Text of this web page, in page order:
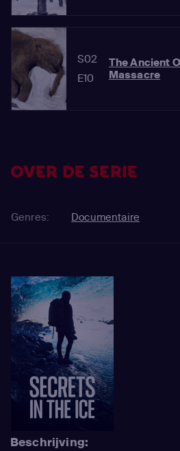
S02
E10
The Ancient
Massacre
OVER DE SERIE
Genres: Documentaire
Beschrijving: